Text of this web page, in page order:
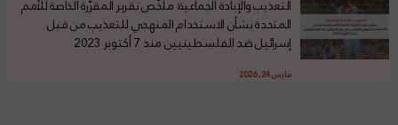
التعذيب والإبادة الجماعية: ملخّص تقرير المقرّرة الخاصة للأمم
المتحدة بشأن الاستخدام المنهجي للتعذيب من قبل
إسرائيل ضد الفلسطينيين منذ 7 أكتوبر 2023
مارس 24, 2026